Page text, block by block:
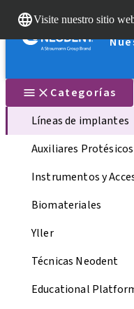
Visite nuestro sitio
Categorías
Líneas de implantes
Auxiliares Protésicos
Instrumentos y
Biomateriales
Yller
Técnicas Neodent
Educational